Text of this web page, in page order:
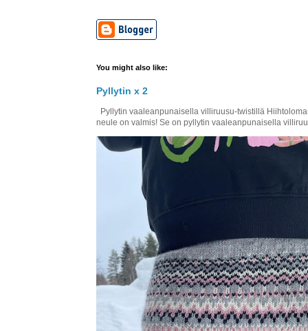
You might also like:
Pyllytin x 2
Pyllytin vaaleanpunaisella villiruusu-twistillä
neule on valmis! Se on pyllytin vaaleanpunaisella